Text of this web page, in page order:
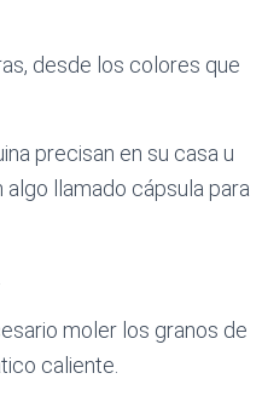
desde los colores que
precisan en su casa u
llamado cápsula para
moler los granos de
caliente.